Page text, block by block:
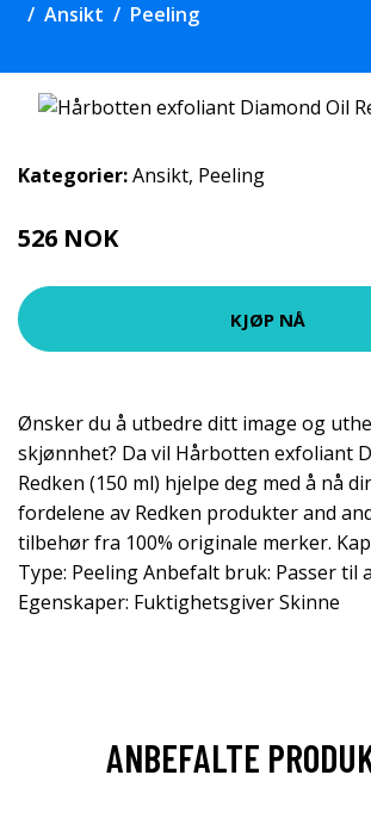
Ansikt Peeling
Kategorier:Ansikt, Peeling
526 NOK
KJØP NÅ
Ønsker du å utbedre ditt image og
skjønnhet? Da vil Hårbotten exfoliant
Redken (150 ml) hjelpe deg med å nå
fordelene av Redken produkter and
tilbehør fra 100% originale merker.
Type: Peeling Anbefalt bruk: Passer til
Egenskaper: Fuktighetsgiver Skinne
ANBEFALTE